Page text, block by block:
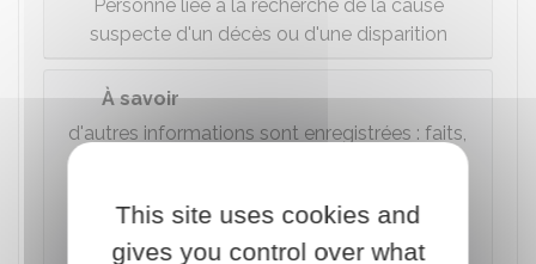
Personne liée à la recherche de la cause
suspecte d'un décès ou d'une disparition
À savoir
d'autres informations sont enregistrées : faits,
objets de l'enquête, lieux, dates de
images relatives aux objets, y compris celles
qui permettent indirectement d'identifier les
This site uses cookies and
gives you control over what